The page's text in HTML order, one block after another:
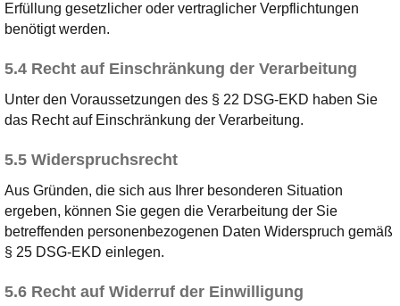
Erfüllung gesetzlicher oder vertraglicher Verpflichtungen
benötigt werden.
5.4 Recht auf Einschränkung der Verarbeitung
Unter den Voraussetzungen des § 22 DSG-EKD haben Sie
das Recht auf Einschränkung der Verarbeitung.
5.5 Widerspruchsrecht
Aus Gründen, die sich aus Ihrer besonderen Situation
ergeben, können Sie gegen die Verarbeitung der Sie
betreffenden personenbezogenen Daten Widerspruch gemäß
§ 25 DSG-EKD einlegen.
5.6 Recht auf Widerruf der Einwilligung